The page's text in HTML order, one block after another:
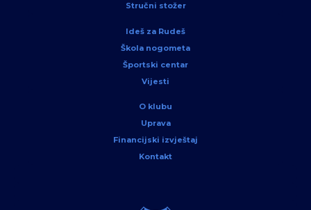
Stručni stožer
Ideš za Rudeš
Škola nogometa
Športski centar
Vijesti
O klubu
Uprava
Financijski izvještaj
Kontakt